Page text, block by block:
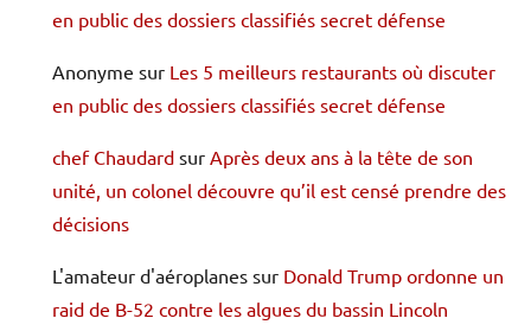
en public des dossiers classifiés secret défense
Anonyme sur Les 5 meilleurs restaurants où discuter
en public des dossiers classifiés secret défense
chef Chaudard sur Après deux ans à la tête de son
unité, un colonel découvre qu’il est censé prendre des
décisions
L'amateur d'aéroplanes sur Donald Trump ordonne un
raid de B-52 contre les algues du bassin Lincoln